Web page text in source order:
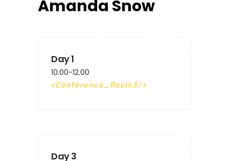
Amanda Snow
Day 1
10.00-12.00
Conference_Room3
Day 3